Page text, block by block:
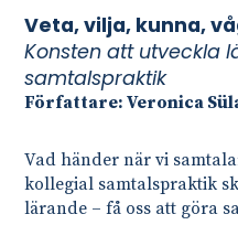
Veta, vilja, kunna,
Konsten att utveckla
samtalspraktik
Författare: Veronica
Vad händer när vi
kollegial samtalspraktik
lärande – få oss att göra